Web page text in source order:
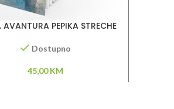
AVANTURA PEPIKA STRECHE
Dostupno
45,00KM